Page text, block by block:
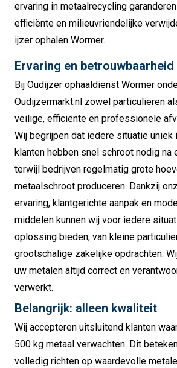
ervaring in metaalrecycling
efficiënte en milieuvriendelijke
ijzer ophalen Wormer.
Ervaring en betrouwbaarheid
Bij Oudijzer ophaaldienst Wormer
Oudijzermarkt.nl zowel particulieren
veilige, efficiënte en professionele
Wij begrijpen dat iedere situatie uniek
klanten hebben snel schroot nodig na
terwijl bedrijven regelmatig grote
metaalschroot produceren. Dankzij
ervaring, klantgerichte aanpak en
middelen kunnen wij voor iedere
oplossing bieden, van kleine
grootschalige zakelijke opdrachten.
uw metalen altijd correct en
verwerkt.
Belangrijk: alleen kwaliteit
Wij accepteren uitsluitend klanten
500 kg metaal verwachten. Dit
volledig richten op waardevolle